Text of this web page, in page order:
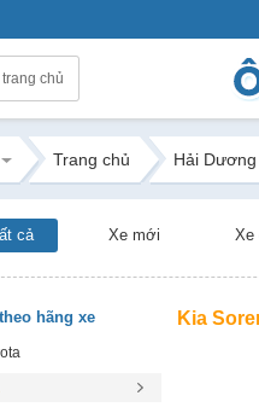
chủ
Trang chủ Hải Dương
cả Xe mới Xe
hãng xe Kia